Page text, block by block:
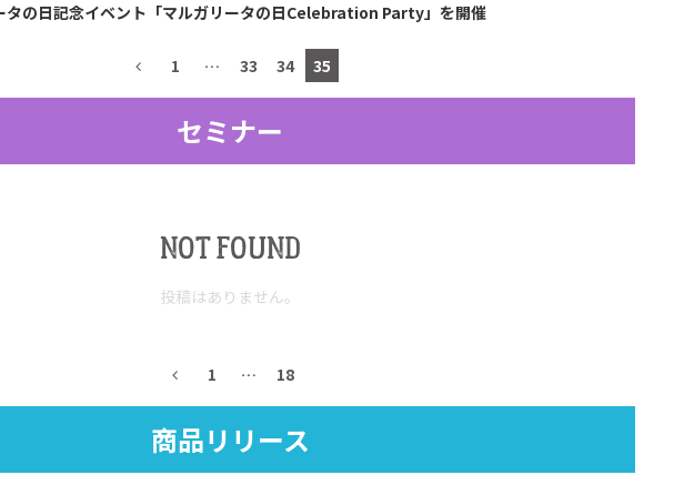
タの日記念イベント「マルガリータの日Celebration Party」を開催
1 … 33 34 35
セミナー
NOT FOUND
投稿はありません。
1 … 18
商品リリース